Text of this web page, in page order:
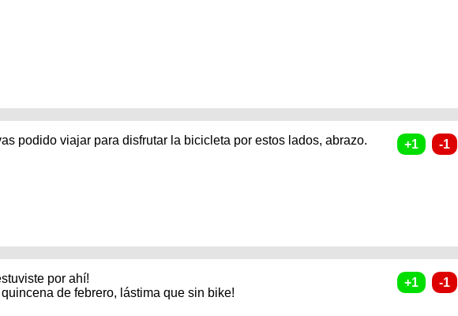
podido viajar para disfrutar la bicicleta por estos lados, abrazo.
por ahí!
de febrero, lástima que sin bike!